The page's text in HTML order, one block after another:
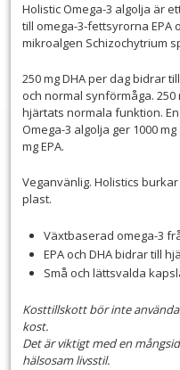
Holistic Omega-3 algolja är
till omega-3-fettsyrorna EPA
mikroalgen Schizochytrium
250 mg DHA per dag bidrar
och normal synförmåga. 250
hjärtats normala funktion.
Omega-3 algolja ger 1000
mg EPA.
Veganvänlig. Holistics
plast.
Växtbaserad omega-3
EPA och DHA bidrar till
Små och lättsvalda
Kosttillskott bör inte
kost.
Det är viktigt med en
hälsosam livsstil.